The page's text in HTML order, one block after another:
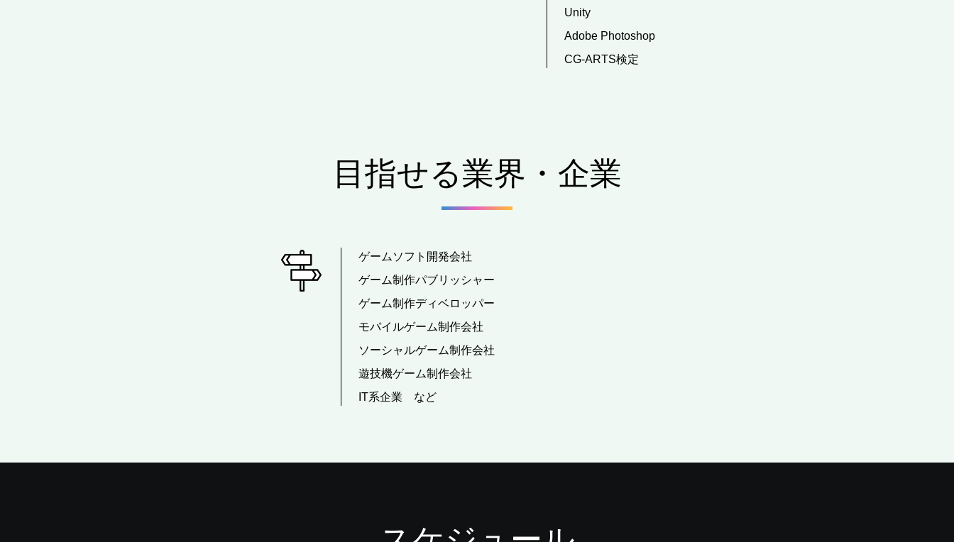
Unity
Adobe Photoshop
CG-ARTS検定
目指せる業界・企業
ゲームソフト開発会社
ゲーム制作パブリッシャー
ゲーム制作ディベロッパー
モバイルゲーム制作会社
ソーシャルゲーム制作会社
遊技機ゲーム制作会社
IT系企業 など